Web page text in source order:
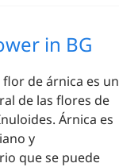
in BG
de árnica es un
de las flores de
Árnica es
y
que se puede